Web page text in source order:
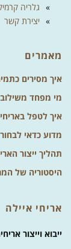
גלריה
יצירת קשר
מאמרים
איך מסירים
מי מפחד משילוב
איך לטפל באריחי
מדוע כדאי
תהליך ייצור
היסטוריה של
אריחי איילה
ייבוא וייצור